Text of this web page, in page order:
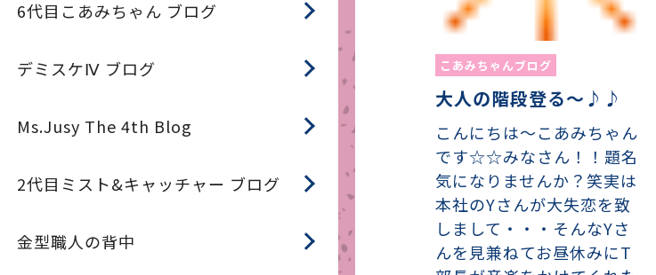
6代目こあみちゃん ブログ
デミスケⅣ ブログ
Ms.Jusy The 4th Blog
2代目ミスト&キャッチャー ブログ
金型職人の背中
こあみちゃんブログ
大人の階段登る～♪♪
こんにちは～こあみちゃん
です☆☆みなさん！！題名
気になりませんか？笑実は
本社のYさんが大失恋を致
しまして・・・そんなYさ
んを見兼ねてお昼休みにT